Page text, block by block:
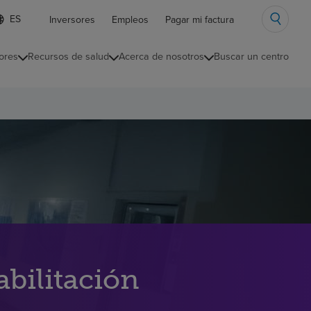
Inversores Empleos Pagar mi factura
Recursos de salud Acerca de nosotros Buscar un centro